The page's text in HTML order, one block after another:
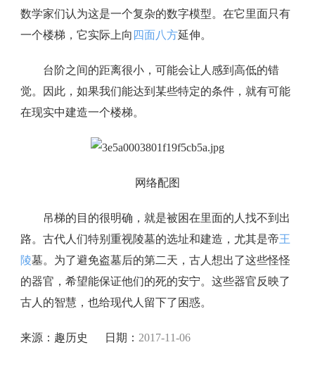
数学家们认为这是一个复杂的数字模型。在它里面只有
一个楼梯，它实际上向 四面八方延伸。
台阶之间的距离很小，可能会让人感到高低的错
觉。因此，如果我们能达到某些特定的条件，就有可能
在现实中建造一个楼梯。
网络配图
吊梯的目的很明确，就是被困在里面的人找不到出
路。古代人们特别重视陵墓的选址和建造，尤其是帝王
陵墓。为了避免盗墓后的第二天，古人想出了这些怪怪
的器官，希望能保证他们的死的安宁。这些器官反映了
古人的智慧，也给现代人留下了困惑。
来源：趣历史 日期： 2017-11-06